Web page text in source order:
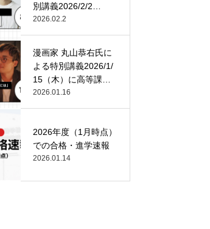
別講義2026/2/2
（月）…
2026.02.2
漫画家 丸山恭右氏に
よる特別講義2026/1/
15（木）に高等課
程…
2026.01.16
2026年度（1月時点）
での合格・進学速報
2026.01.14